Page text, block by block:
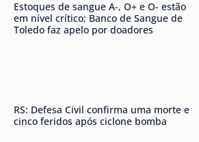
Estoques de sangue A-, O+ e O- estão
em nível crítico; Banco de Sangue de
Toledo faz apelo por doadores
RS: Defesa Civil confirma uma morte e
cinco feridos após ciclone bomba